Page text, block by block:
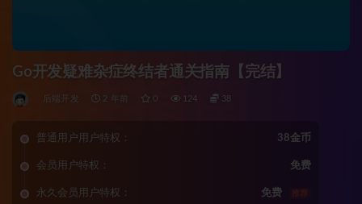
Go开发疑难杂症终结者通关指南【完结】
后端开发 2 年前 0 124 38
普通用户用户特权： 38金币
会员用户特权： 免费
永久会员用户特权： 免费 推荐